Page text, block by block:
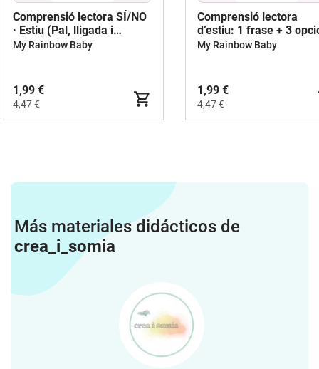
Comprensió lectora SÍ/NO
· Estiu (Pal, lligada i
impremta)
My Rainbow Baby
1,99 €
4,47 €
Comprensió lectora
d’estiu: 1 frase + 3
(3 tipografies)
My Rainbow Baby
1,99 €
4,47 €
Más materiales didácticos de
crea_i_somia